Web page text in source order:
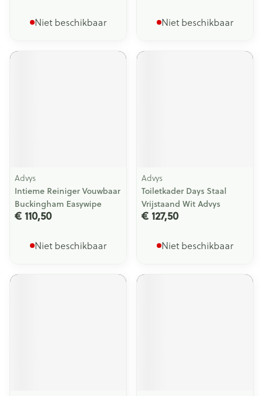
Niet beschikbaar Niet beschikbaar
Advys
Intieme Reiniger Vouwbaar
Buckingham Easywipe
€ 110,50
Niet beschikbaar
Advys
Toiletkader Days Staal
Vrijstaand Wit Advys
€ 127,50
Niet beschikbaar